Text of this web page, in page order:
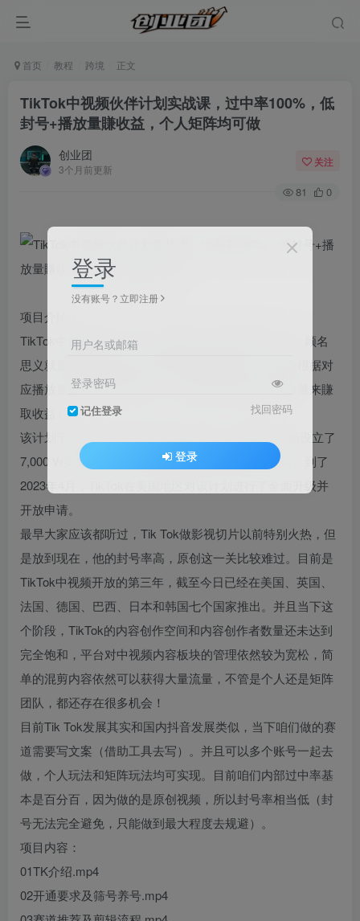
首页 教程 跨境 正文
TikTok中视频伙伴计划实战课，过中率100%，低
封号+播放量賺收益，个人矩阵均可做
创业团
3个月前更新
关注
81 0
项目介绍：
TikTok中视频伙伴计划，也被称为“创作者激励计划”。顾名
思义就是创作者在平台发布优质的原创作品，平台会根据对
应播放量给到相应的激励。（简单来讲就是通过播放量来賺
取收益）
该计划于2022年10月首次在法国推出，并在欧洲市场设立了
7,000 W美元的资金，用于激励创作者发布优质内容。到了
2023年4月，TikTok在美国地区对该计划进行了全面升级并
开放申请。
最早大家应该都听过，Tik Tok做影视切片以前特别火热，但
是放到现在，他的封号率高，原创这一关比较难过。目前是
TikTok中视频开放的第三年，截至今日已经在美国、英国、
法国、德国、巴西、日本和韩国七个国家推出。并且当下这
个阶段，TikTok的内容创作空间和内容创作者数量还未达到
完全饱和，平台对中视频内容板块的管理依然较为宽松，简
单的混剪内容依然可以获得大量流量，不管是个人还是矩阵
团队，都还存在很多机会！
目前Tik Tok发展其实和国内抖音发展类似，当下咱们做的赛
道需要写文案（借助工具去写）。并且可以多个账号一起去
做，个人玩法和矩阵玩法均可实现。目前咱们内部过中率基
本是百分百，因为做的是原创视频，所以封号率相当低（封
号无法完全避免，只能做到最大程度去规避）。
项目内容：
01TK介绍.mp4
02开通要求及筛号养号.mp4
登录
没有账号？立即注册
用户名或邮箱
登录密码
记住登录 找回密码
登录